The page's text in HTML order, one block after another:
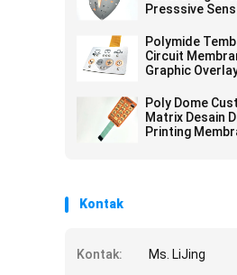
Presssive
Polymide
Circuit
Graphic
Gradient
Poly Dome
Matrix Desain
Printing
Kontak
Kontak:
Ms. LiJing